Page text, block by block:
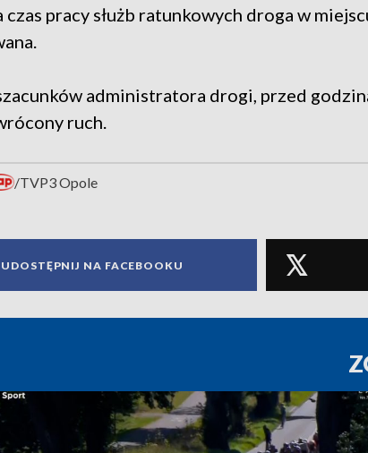
czas pracy służb ratunkowych droga w
administratora drogi, przed
ruch.
/TVP3 Opole
UDOSTĘPNIJ NA FACEBOOKU